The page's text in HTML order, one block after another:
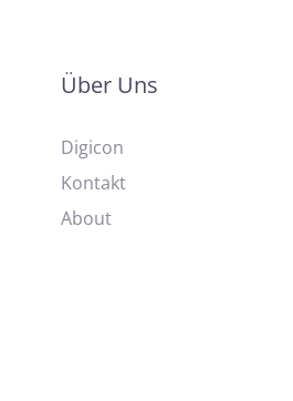
Über Uns
Digicon
Kontakt
About